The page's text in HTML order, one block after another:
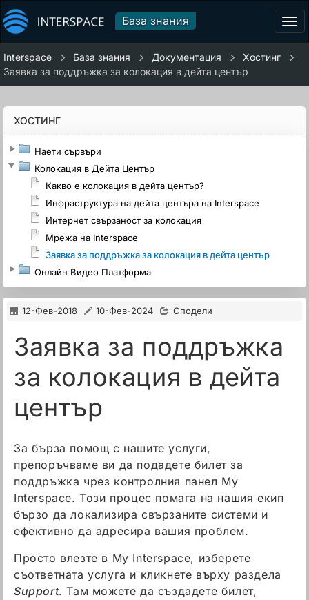
База знания
Interspace База знания Документация
Хостинг
Заявка за поддръжка за колокация в дейта център
ХОСТИНГ
Наети сървъри
Колокация в Дейта Център
Какво е колокация в дейта център?
Инфраструктура на дейта центъра на Interspace
Интернет свързаност за колокация
Мрежа на Interspace
Заявка за поддръжка за колокация в дейта център
Онлайн Видео Платформа
12-Фев-2018 10-Фев-2024 Сподели
Заявка за поддръжка
за колокация в дейта
център
За бърза помощ с нашите услуги,
препоръчваме ви да подадете билет за
поддръжка чрез контролния панел My
Interspace. Този процес помага на нашия екип
бързо да локализира свързаните системи и
ефективно да адресира вашия проблем.
Просто влезте в My Interspace, изберете
съответната услуга и кликнете върху раздела
Support. Там можете да създадете билет,